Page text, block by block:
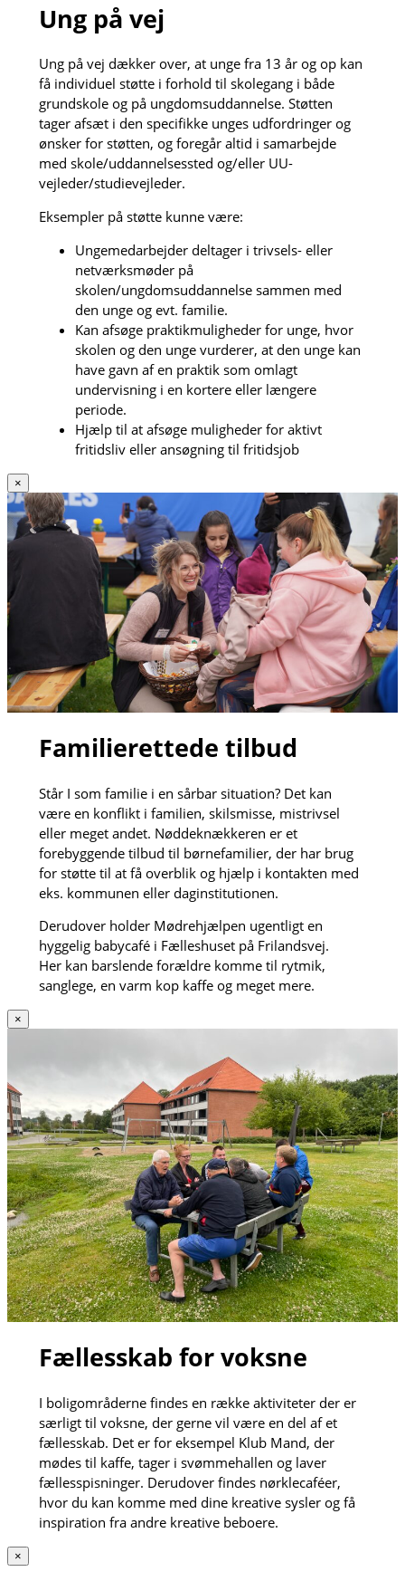
Ung på vej
Ung på vej dækker over, at unge fra 13 år og op kan
få individuel støtte i forhold til skolegang i både
grundskole og på ungdomsuddannelse. Støtten
tager afsæt i den specifikke unges udfordringer og
ønsker for støtten, og foregår altid i samarbejde
med skole/uddannelsessted og/eller UU-
vejleder/studievejleder.
Eksempler på støtte kunne være:
Ungemedarbejder deltager i trivsels- eller
netværksmøder på
skolen/ungdomsuddannelse sammen med
den unge og evt. familie.
Kan afsøge praktikmuligheder for unge, hvor
skolen og den unge vurderer, at den unge kan
have gavn af en praktik som omlagt
undervisning i en kortere eller længere
periode.
Hjælp til at afsøge muligheder for aktivt
fritidsliv eller ansøgning til fritidsjob
×
Familierettede tilbud
Står I som familie i en sårbar situation? Det kan
være en konflikt i familien, skilsmisse, mistrivsel
eller meget andet. Nøddeknækkeren er et
forebyggende tilbud til børnefamilier, der har brug
for støtte til at få overblik og hjælp i kontakten med
eks. kommunen eller daginstitutionen.
Derudover holder Mødrehjælpen ugentligt en
hyggelig babycafé i Fælleshuset på Frilandsvej.
Her kan barslende forældre komme til rytmik,
sanglege, en varm kop kaffe og meget mere.
×
Fællesskab for voksne
I boligområderne findes en række aktiviteter der er
særligt til voksne, der gerne vil være en del af et
fællesskab. Det er for eksempel Klub Mand, der
mødes til kaffe, tager i svømmehallen og laver
fællesspisninger. Derudover findes nørklecaféer,
hvor du kan komme med dine kreative sysler og få
inspiration fra andre kreative beboere.
×